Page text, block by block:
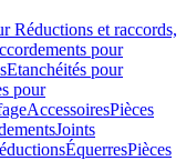
Réductions et raccords,
pour
Etanchéités pour
pour
AccessoiresPièces
Joints
ÉquerresPièces